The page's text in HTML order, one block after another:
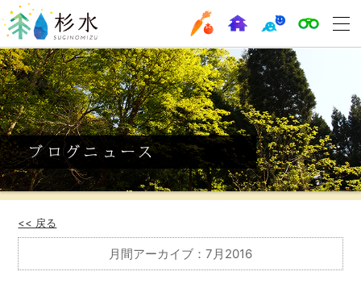
<< 戻る
月間アーカイブ：7月2016